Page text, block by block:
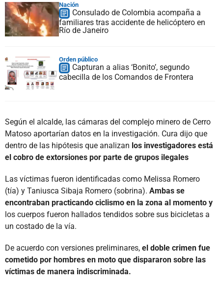
Nación
Consulado de Colombia acompaña a
familiares tras accidente de helicóptero en
Río de Janeiro
Orden público
Capturan a alias ‘Bonito’, segundo
cabecilla de los Comandos de Frontera
Según el alcalde, las cámaras del complejo minero de Cerro
Matoso aportarían datos en la investigación. Cura dijo que
dentro de las hipótesis que analizan los investigadores está
el cobro de extorsiones por parte de grupos ilegales
Las víctimas fueron identificadas como Melissa Romero
(tía) y Taniusca Sibaja Romero (sobrina). Ambas se
encontraban practicando ciclismo en la zona al momento y
los cuerpos fueron hallados tendidos sobre sus bicicletas a
un costado de la vía.
De acuerdo con versiones preliminares, el doble crimen fue
cometido por hombres en moto que dispararon sobre las
víctimas de manera indiscriminada.